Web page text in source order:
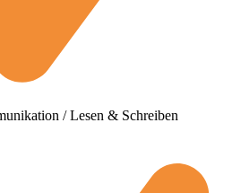
/ Lesen & Schreiben